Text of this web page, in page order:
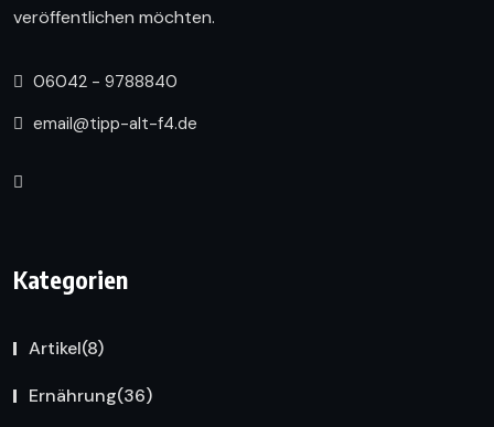
veröffentlichen möchten.
06042 - 9788840
email@tipp-alt-f4.de
Kategorien
Artikel(8)
Ernährung(36)